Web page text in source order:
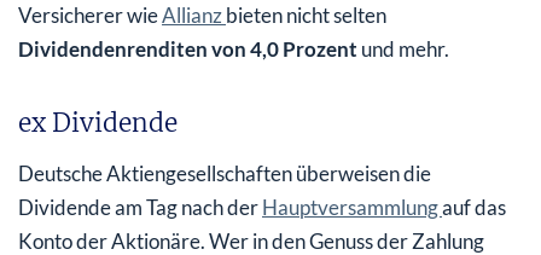
Versicherer wieAllianzbieten nicht selten
Dividendenrenditen von 4,0 Prozent und mehr.
ex Dividende
Deutsche Aktiengesellschaften überweisen die
Dividende am Tag nach derHauptversammlungauf das
Konto der Aktionäre. Wer in den Genuss der Zahlung